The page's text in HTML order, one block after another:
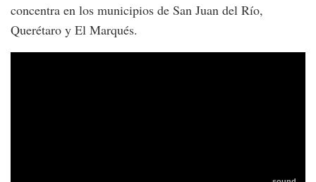
concentra en los municipios de San Juan del Río,
Querétaro y El Marqués.